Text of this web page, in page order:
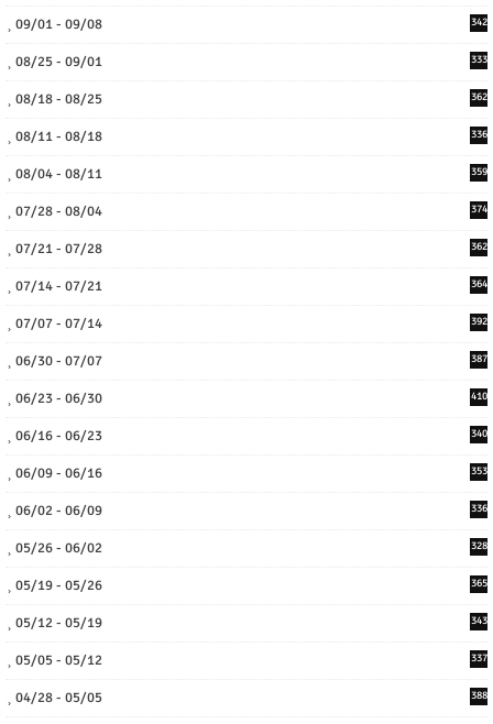
09/01 - 09/08 342
08/25 - 09/01 333
08/18 - 08/25 362
08/11 - 08/18 336
08/04 - 08/11 359
07/28 - 08/04 374
07/21 - 07/28 362
07/14 - 07/21 364
07/07 - 07/14 392
06/30 - 07/07 387
06/23 - 06/30 410
06/16 - 06/23 340
06/09 - 06/16 353
06/02 - 06/09 336
05/26 - 06/02 328
05/19 - 05/26 365
05/12 - 05/19 343
05/05 - 05/12 337
04/28 - 05/05 388